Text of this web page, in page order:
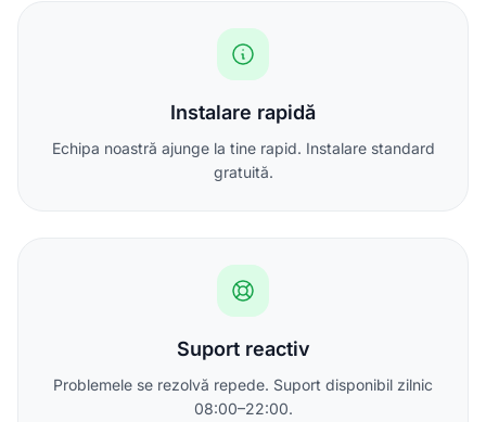
Instalare rapidă
Echipa noastră ajunge la tine rapid. Instalare standard
gratuită.
Suport reactiv
Problemele se rezolvă repede. Suport disponibil zilnic
08:00–22:00.